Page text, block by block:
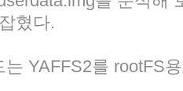
혔다.
는 YAFFS2를 rootFS